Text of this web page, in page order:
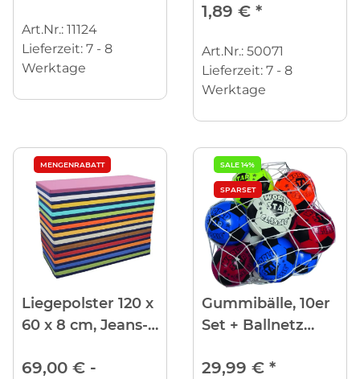
Art.Nr.: 11124
Lieferzeit: 7 - 8
Werktage
1,89 € *
Art.Nr.: 50071
Lieferzeit: 7 - 8
Werktage
MENGENRABATT
Liegepolster 120 x
60 x 8 cm, Jeans-
69,00 € -
SALE 14%
SPARSET
Gummibälle, 10er
Set + Ballnetz
29,99 € *